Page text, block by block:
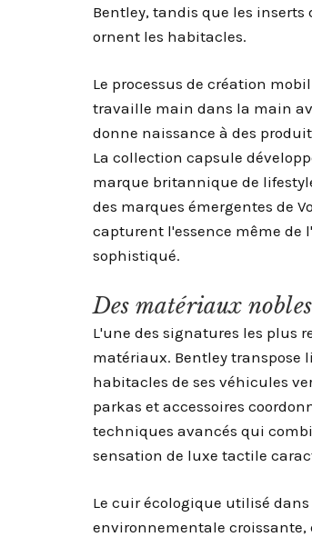
Bentley, tandis que les
ornent les habitacles.
Le processus de création
travaille main dans la main
donne naissance à des
La collection capsule
marque britannique de
des marques émergentes de
capturent l'essence même de
sophistiqué.
Des matériaux
L'une des signatures les plus
matériaux. Bentley
habitacles de ses véhicules
parkas et accessoires
techniques avancés qui
sensation de luxe tactile
Le cuir écologique utilisé
environnementale croissante,